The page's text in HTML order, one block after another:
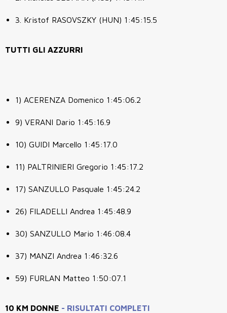
3. Kristof RASOVSZKY (HUN) 1:45:15.5
TUTTI GLI AZZURRI
1) ACERENZA Domenico 1:45:06.2
9) VERANI Dario 1:45:16.9
10) GUIDI Marcello 1:45:17.0
11) PALTRINIERI Gregorio 1:45:17.2
17) SANZULLO Pasquale 1:45:24.2
26) FILADELLI Andrea 1:45:48.9
30) SANZULLO Mario 1:46:08.4
37) MANZI Andrea 1:46:32.6
59) FURLAN Matteo 1:50:07.1
10 KM DONNE - RISULTATI COMPLETI